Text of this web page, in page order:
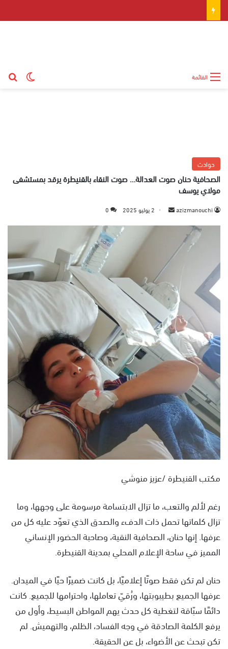
القائمة
حوادث
الصحافية حنان صوت العدالة… صوت النقاء بالقنيطرة يرقد بمستشفى
مولاي يوسف
azizmanouchi
ي
ا
إ
ل
ك
ن
ي
ا
2 يوليو 2025 0
مكتب القنيطرة /عزيز منوشي
رغم لألم والتعب، ما تزال الابتسامة مرسومة على وجهها، وما
تزال كلماتها تحمل ذات الدفء والصدق الذي تعوّد عليه كل من
عرفها. إنها حنان، الصحافية النقية، وصاحبة الحضور الإنساني
المميز في ساحة الإعلام المحلي بمدينة القنيطرة.
حنان لم تكن فقط صوتًا إعلاميًا، بل كانت ضميرًا حيًا في الميدان.
عرفها الجميع بطيبوبتها، ورُقيّ تعاملها، واحترامها للجميع. كانت
دائمًا سبّاقة لتغطية كل حدث يهم المواطن البسيط، وأول من
يرفع الكلمة الصادقة في وجه الفساد، الظلم، والتهميش. لم
تكن تبحث عن الأضواء، بل عن الحقيقة.